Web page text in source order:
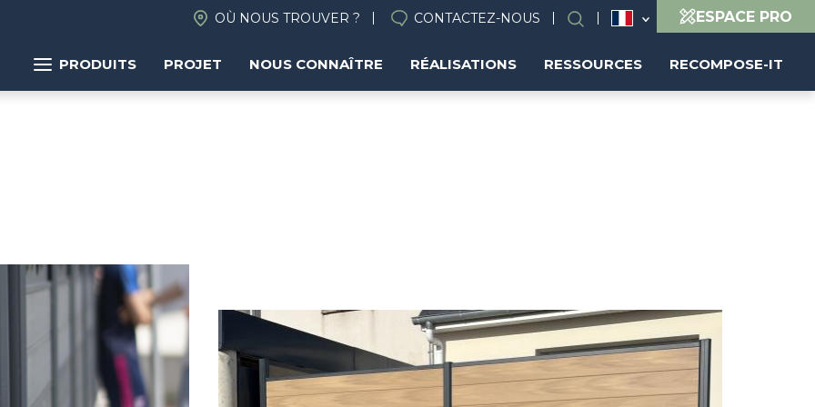
OÙ NOUS TROUVER ? CONTACTEZ-NOUS Rechercher ESPACE PRO
PRODUITS PROJET NOUS CONNAÎTRE RÉALISATIONS RESSOURCES RECOMPOSE-IT
Image